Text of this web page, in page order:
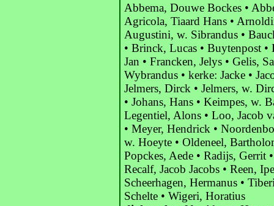
Abbema, Douwe Bockes •
Agricola, Tiaard Hans •
Augustini, w. Sibrandus •
• Brinck, Lucas • Buytenpost
Jan • Francken, Jelys • Gelis,
Wybrandus • kerke: Jacke •
Jelmers, Dirck • Jelmers, w.
• Johans, Hans • Keimpes, w.
Legentiel, Alons • Loo, Jacob
• Meyer, Hendrick •
w. Hoeyte • Oldeneel,
Popckes, Aede • Radijs, Gerrit
Recalf, Jacob Jacobs • Reen,
Scheerhagen, Hermanus •
Schelte • Wigeri, Horatius